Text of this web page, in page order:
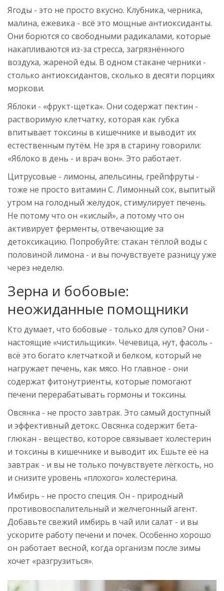
Ягоды - это не просто вкусно. Клубника, черника,
малина, ежевика - всё это мощные антиоксиданты.
Они борются со свободными радикалами, которые
накапливаются из-за стресса, загрязнённого
воздуха, жареной еды. В одном стакане черники -
столько антиоксидантов, сколько в десяти порциях
моркови.
Яблоки - «фрукт-щетка». Они содержат пектин -
растворимую клетчатку, которая как губка
впитывает токсины в кишечнике и выводит их
естественным путём. Не зря в старину говорили:
«Яблоко в день - и врач вон». Это работает.
Цитрусовые - лимоны, апельсины, грейпфруты -
тоже не просто витамин С. Лимонный сок, выпитый
утром на голодный желудок, стимулирует печень.
Не потому что он «кислый», а потому что он
активирует ферменты, отвечающие за
детоксикацию. Попробуйте: стакан тёплой воды с
половиной лимона - и вы почувствуете разницу уже
через неделю.
Зерна и бобовые:
неожиданные помощники
Кто думает, что бобовые - только для супов? Они -
настоящие «чистильщики». Чечевица, нут, фасоль -
всё это богато клетчаткой и белком, который не
нагружает печень, как мясо. Но главное - они
содержат фитонутриенты, которые помогают
печени перерабатывать гормоны и токсины.
Овсянка - не просто завтрак. Это самый доступный
и эффективный детокс. Овсянка содержит бета-
глюкан - вещество, которое связывает холестерин
и токсины в кишечнике и выводит их. Ешьте её на
завтрак - и вы не только почувствуете лёгкость, но
и снизите уровень «плохого» холестерина.
Имбирь - не просто специя. Он - природный
противовоспалительный и желчегонный агент.
Добавьте свежий имбирь в чай или салат - и вы
ускорите работу печени и почек. Особенно хорошо
он работает весной, когда организм после зимы
хочет «разгрузиться».